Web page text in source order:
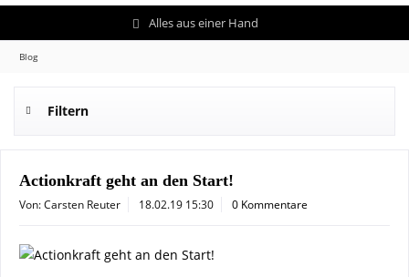
Alles aus einer Hand
Blog
Filtern
Actionkraft geht an den Start!
Von: Carsten Reuter 18.02.19 15:30 0 Kommentare